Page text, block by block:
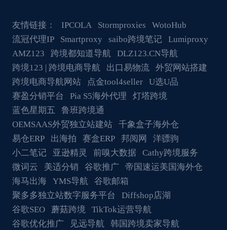
友情链接： IPCOLA Stormproxies
WotoHub
流冠代理IP
Smartproxy saibo跨境笔记
Lumiproxy
AMZ123
跨境都知道导航
DLZ123.CN导航
跨境123 | 跨境电商导航
出口易物流
外贸网站搭建
跨境电商导航网站
点金tool4seller
U选U品
赛盈分销平台
Pia S5海外代理
灯塔跨境
蓝色星期五
鲁班跨境通
OEMSAAS外贸独立站建站
千象盒子海外仓
易仓ERP
出海拍 赛盒ERP 邦阅网
洋骠驹
小二笔记
亚逊精灵 前嗅大数据
Cathy跨境服务
微词云
美适分销 谷歌推广
帝国速运美国海外仓
海马出海
YMS导航
谷歌邮箱
聚多多独立站数字服务平台
Diffshop店湖
谷歌SEO
蘑菇跨境
TikTok运营导航
谷歌优化推广
见远导航 韩国跨境卖家导航